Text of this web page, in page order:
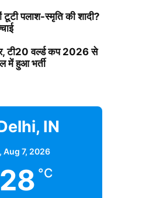
पलाश-स्मृति की शादी?
टी20 वर्ल्ड कप 2026 से
में हुआ भर्ती
IN
Aug 7, 2026
28 °C